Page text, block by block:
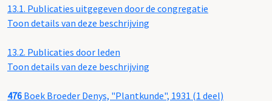
13.1. Publicaties uitgegeven door de congregatie
Toon details van deze beschrijving
13.2. Publicaties door leden
Toon details van deze beschrijving
476 Boek Broeder Denys, "Plantkunde", 1931 (1 deel)